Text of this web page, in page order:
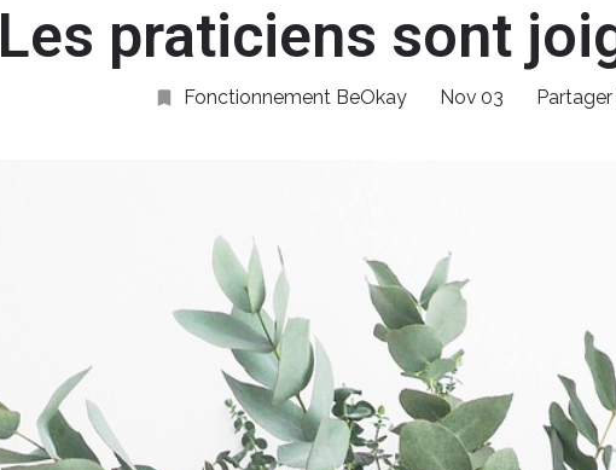
Les praticiens sont
Fonctionnement BeOkay Nov 03